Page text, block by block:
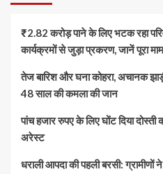
₹2.82 करोड़ पाने के लिए भटक रहा
कार्यक्रमों से जुड़ा प्रकरण, जानें पूरा
तेज बारिश और घना कोहरा, अचानक
48 साल की कमला की जान
पांच हजार रुपए के लिए घोंट दिया दोस्ती
अरेस्ट
धराली आपदा की पहली बरसी: ग्रामीणों